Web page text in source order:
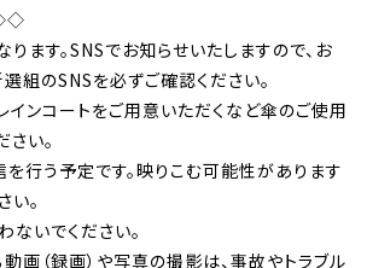
ます。SNSでお知らせいたしますので、お
組のSNSを必ずご確認ください。
インコートをご用意いただくなど傘のご使用
い。
を行う予定です。映りこむ可能性があります
い。
ないでください。
画（録画）や写真の撮影は、事故やトラブル